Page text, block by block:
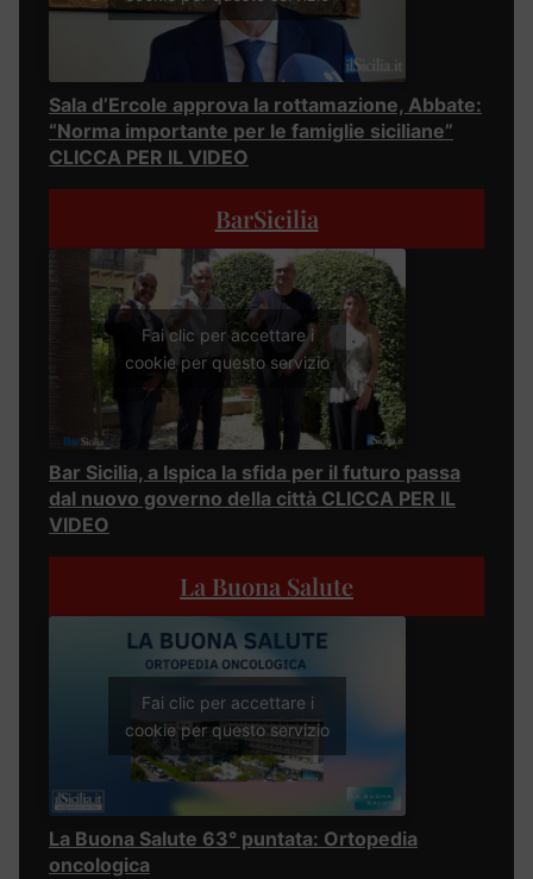
Sala d’Ercole approva la rottamazione, Abbate:
“Norma importante per le famiglie siciliane”
CLICCA PER IL VIDEO
BarSicilia
Fai clic per accettare i
cookie per questo servizio
Bar Sicilia, a Ispica la sfida per il futuro passa
dal nuovo governo della città CLICCA PER IL
VIDEO
La Buona Salute
Fai clic per accettare i
cookie per questo servizio
La Buona Salute 63° puntata: Ortopedia
oncologica